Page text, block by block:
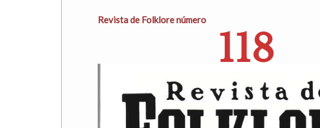
Revista de Folklore número
118